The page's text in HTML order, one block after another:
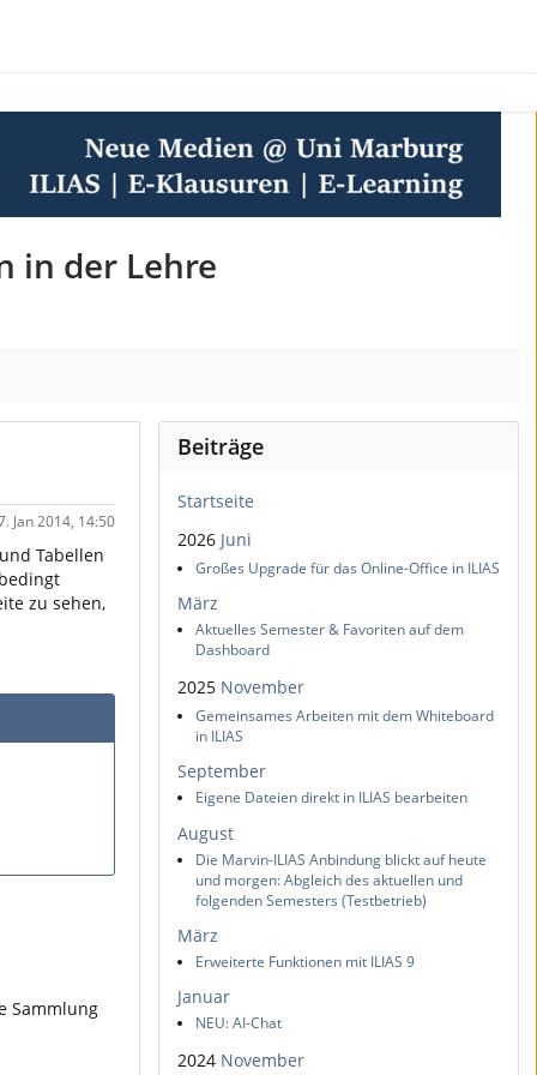
in der Lehre
Jan 2014, 14:50
Tabellen
zu sehen,
Sammlung
Beiträge
Startseite
2026 Juni
Großes Upgrade für das Online-Office in ILIAS
März
Aktuelles Semester & Favoriten auf dem
Dashboard
2025 November
Gemeinsames Arbeiten mit dem Whiteboard
in ILIAS
September
Eigene Dateien direkt in ILIAS bearbeiten
August
Die Marvin-ILIAS Anbindung blickt auf heute
und morgen: Abgleich des aktuellen und
folgenden Semesters (Testbetrieb)
März
Erweiterte Funktionen mit ILIAS 9
Januar
NEU: AI-Chat
2024 November